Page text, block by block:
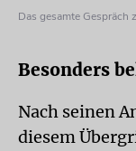
Das gesamte
Besonders
Nach seinen
diesem